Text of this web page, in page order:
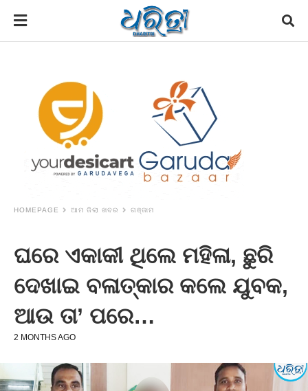
HOMEPAGE ଆମ ଜିଲା ଖବର ଗଞ୍ଜାମ
ଘରେ ଏକାକୀ ଥିଲେ ମହିଳା, ଛୁରି
ଦେଖାଇ ବଳାତ୍କାର କଲେ ଯୁବକ,
ଆଉ ତା’ ପରେ…
2 MONTHS AGO